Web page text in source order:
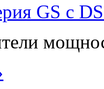
GS с